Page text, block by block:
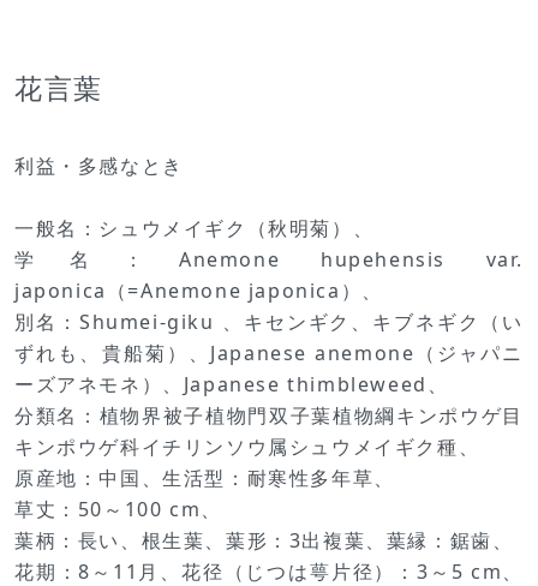
花言葉
利益・多感なとき
一般名：シュウメイギク（秋明菊）、
学名：Anemone hupehensis var.
japonica（=Anemone japonica）、
別名：Shumei-giku 、キセンギク、キブネギク（い
ずれも、貴船菊）、Japanese anemone（ジャパニ
ーズアネモネ）、Japanese thimbleweed、
分類名：植物界被子植物門双子葉植物綱キンポウゲ目
キンポウゲ科イチリンソウ属シュウメイギク種、
原産地：中国、生活型：耐寒性多年草、
草丈：50～100 cm、
葉柄：長い、根生葉、葉形：3出複葉、葉縁：鋸歯、
花期：8～11月、花径（じつは萼片径）：3～5 cm、